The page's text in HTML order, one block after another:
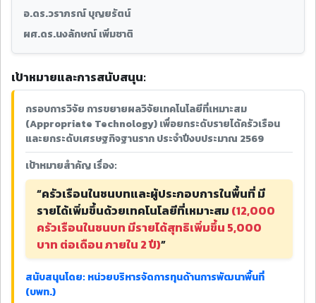
อ.ดร.วราภรณ์ บุญยรัตน์
ผศ.ดร.นงลักษณ์ เพิ่มชาติ
เป้าหมายและการสนับสนุน:
กรอบการวิจัย การขยายผลวิจัยเทคโนโลยีที่เหมาะสม
(Appropriate Technology) เพื่อยกระดับรายได้ครัวเรือน
และยกระดับเศรษฐกิจฐานราก ประจำปีงบประมาณ 2569
เป้าหมายสำคัญ เรื่อง:
“ครัวเรือนในชนบทและผู้ประกอบการในพื้นที่ มี
รายได้เพิ่มขึ้นด้วยเทคโนโลยีที่เหมาะสม (12,000
ครัวเรือนในชนบท มีรายได้สุทธิเพิ่มขึ้น 5,000
บาท ต่อเดือน ภายใน 2 ปี)”
สนับสนุนโดย: หน่วยบริหารจัดการทุนด้านการพัฒนาพื้นที่
(บพท.)